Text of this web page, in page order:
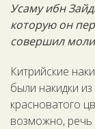
Усаму ибн
которую он
совершил
Китрийские
были накидки
красноватого
возможно, речь